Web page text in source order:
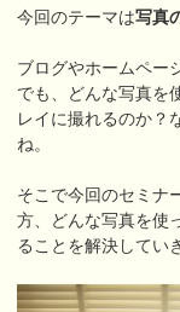
今回のテーマは写真
ブログやホームペー
でも、どんな写真を
レイに撮れるのか？
ね。
そこで今回のセミナ
方、どんな写真を使
ることを解決してい